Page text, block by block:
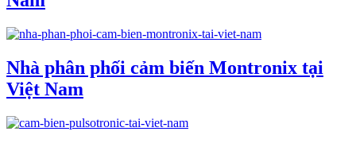
Nhà phân phối cảm biến Montronix tại
Việt Nam